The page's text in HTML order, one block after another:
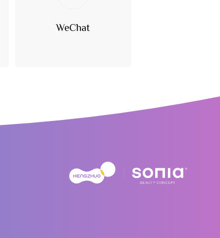
WeChat